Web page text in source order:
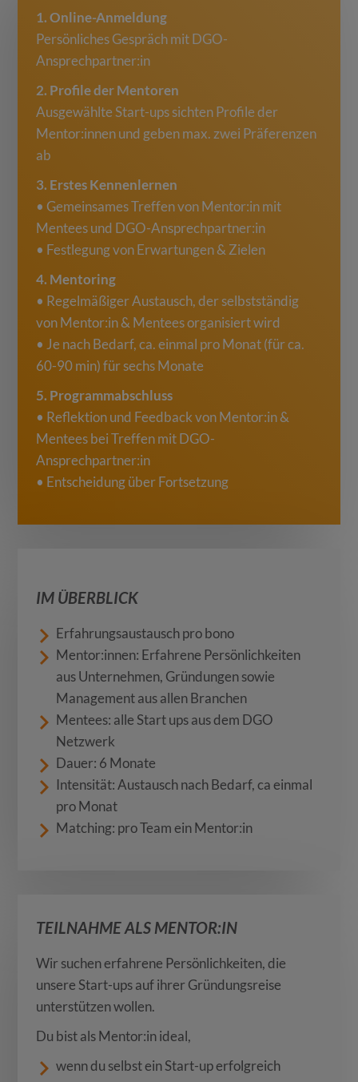
1. Online-Anmeldung
Persönliches Gespräch mit DGO-
Ansprechpartner:in
2. Profile der Mentoren
Ausgewählte Start-ups sichten Profile der
Mentor:innen und geben max. zwei Präferenzen
ab
3. Erstes Kennenlernen
• Gemeinsames Treffen von Mentor:in mit
Mentees und DGO-Ansprechpartner:in
• Festlegung von Erwartungen & Zielen
4. Mentoring
• Regelmäßiger Austausch, der selbstständig
von Mentor:in & Mentees organisiert wird
• Je nach Bedarf, ca. einmal pro Monat (für ca.
60-90 min) für sechs Monate
5. Programmabschluss
• Reflektion und Feedback von Mentor:in &
Mentees bei Treffen mit DGO-
Ansprechpartner:in
• Entscheidung über Fortsetzung
IM ÜBERBLICK
Erfahrungsaustausch pro bono
Mentor:innen: Erfahrene Persönlichkeiten
aus Unternehmen, Gründungen sowie
Management aus allen Branchen
Mentees: alle Start ups aus dem DGO
Netzwerk
Dauer: 6 Monate
Intensität: Austausch nach Bedarf, ca einmal
pro Monat
Matching: pro Team ein Mentor:in
TEILNAHME ALS MENTOR:IN
Wir suchen erfahrene Persönlichkeiten, die
unsere Start-ups auf ihrer Gründungsreise
unterstützen wollen.
Du bist als Mentor:in ideal,
wenn du selbst ein Start-up erfolgreich